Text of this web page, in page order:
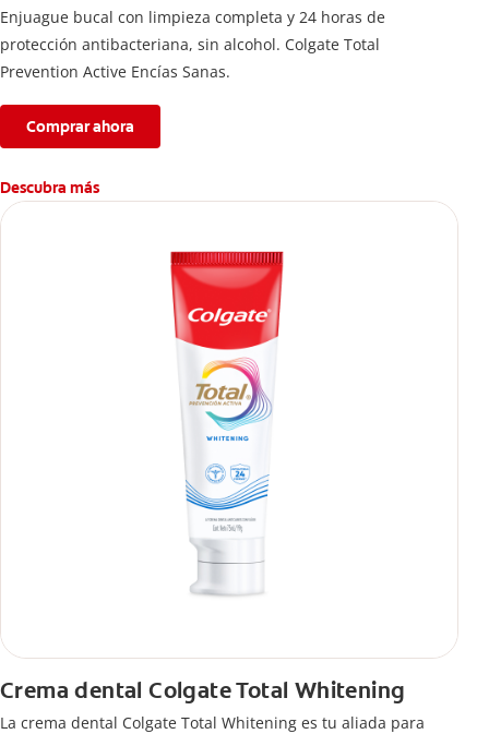
Enjuague bucal con limpieza completa y 24 horas de
protección antibacteriana, sin alcohol. Colgate Total
Prevention Active Encías Sanas.
Comprar ahora
Descubra más
Crema dental Colgate Total Whitening
La crema dental Colgate Total Whitening es tu aliada para